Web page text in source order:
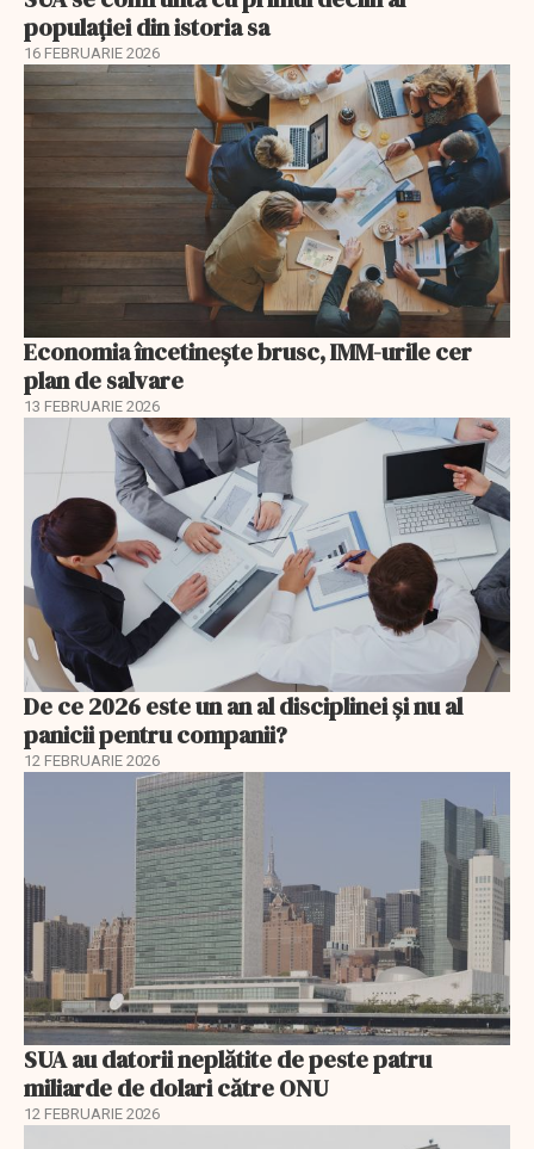
populației din istoria sa
16 FEBRUARIE 2026
Economia încetinește brusc, IMM-urile cer
plan de salvare
13 FEBRUARIE 2026
De ce 2026 este un an al disciplinei și nu al
panicii pentru companii?
12 FEBRUARIE 2026
SUA au datorii neplătite de peste patru
miliarde de dolari către ONU
12 FEBRUARIE 2026